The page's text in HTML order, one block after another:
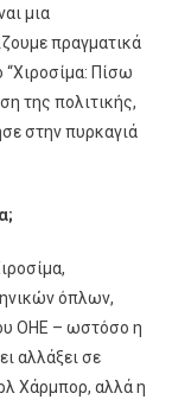
μια
πραγματικά
Πίσω
της πολιτικής,
στην πυρκαγιά
όπλων,
ΟΗΕ – ωστόσο η
αλλάξει σε
Χάρμπορ, αλλά η